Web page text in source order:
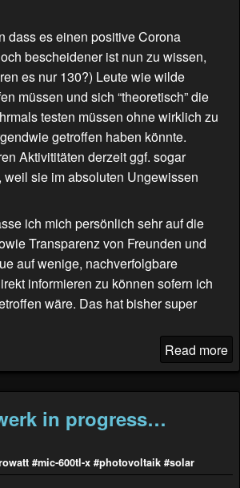
dass es einen positive Corona
bescheidener ist nun zu wissen,
es nur 130?) Leute wie wilde
müssen und sich “theoretisch” die
testen müssen ohne wirklich zu
getroffen haben könnte.
Aktivititäten derzeit ggf. sogar
sie im absoluten Ungewissen
ich mich persönlich sehr auf die
Transparenz von Freunden und
auf wenige, nachverfolgbare
informieren zu können sofern ich
wäre. Das hat bisher super
Read more
in progress…
#mic-600tl-x #photovoltaik #solar